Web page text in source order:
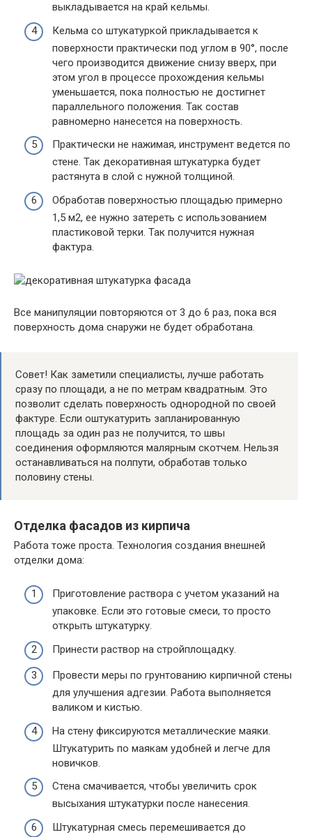
выкладывается на край кельмы.
Кельма со штукатуркой прикладывается к
поверхности практически под углом в 90°, после
чего производится движение снизу вверх, при
этом угол в процессе прохождения кельмы
уменьшается, пока полностью не достигнет
параллельного положения. Так состав
равномерно нанесется на поверхность.
Практически не нажимая, инструмент ведется по
стене. Так декоративная штукатурка будет
растянута в слой с нужной толщиной.
Обработав поверхностью площадью примерно
1,5 м2, ее нужно затереть с использованием
пластиковой терки. Так получится нужная
фактура.
Все манипуляции повторяются от 3 до 6 раз, пока вся
поверхность дома снаружи не будет обработана.
Совет! Как заметили специалисты, лучше работать
сразу по площади, а не по метрам квадратным. Это
позволит сделать поверхность однородной по своей
фактуре. Если оштукатурить запланированную
площадь за один раз не получится, то швы
соединения оформляются малярным скотчем. Нельзя
останавливаться на полпути, обработав только
половину стены.
Отделка фасадов из кирпича
Работа тоже проста. Технология создания внешней
отделки дома:
Приготовление раствора с учетом указаний на
упаковке. Если это готовые смеси, то просто
открыть штукатурку.
Принести раствор на стройплощадку.
Провести меры по грунтованию кирпичной стены
для улучшения адгезии. Работа выполняется
валиком и кистью.
На стену фиксируются металлические маяки.
Штукатурить по маякам удобней и легче для
новичков.
Стена смачивается, чтобы увеличить срок
высыхания штукатурки после нанесения.
Штукатурная смесь перемешивается до